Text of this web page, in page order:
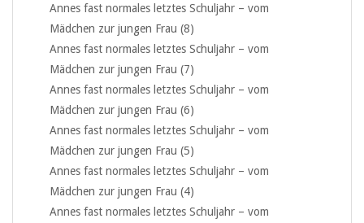
Annes fast normales letztes Schuljahr – vom
Mädchen zur jungen Frau (8)
Annes fast normales letztes Schuljahr – vom
Mädchen zur jungen Frau (7)
Annes fast normales letztes Schuljahr – vom
Mädchen zur jungen Frau (6)
Annes fast normales letztes Schuljahr – vom
Mädchen zur jungen Frau (5)
Annes fast normales letztes Schuljahr – vom
Mädchen zur jungen Frau (4)
Annes fast normales letztes Schuljahr – vom